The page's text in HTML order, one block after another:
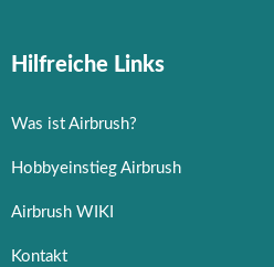
Hilfreiche Links
Was ist Airbrush?
Hobbyeinstieg Airbrush
Airbrush WIKI
Kontakt